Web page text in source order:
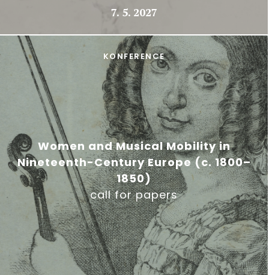
7. 5. 2027
Women and Musical Mobility in
Nineteenth-Century Europe (c. 1800–
1850)
call for papers
KONFERENCE